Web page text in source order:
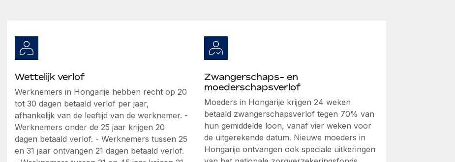
Wettelijk verlof
Werknemers in Hongarije hebben recht op 20
tot 30 dagen betaald verlof per jaar,
afhankelijk van de leeftijd van de werknemer. -
Werknemers onder de 25 jaar krijgen 20
dagen betaald verlof. - Werknemers tussen 25
en 31 jaar ontvangen 21 dagen betaald verlof.
Zwangerschaps- en
moederschapsverlof
Moeders in Hongarije krijgen 24 weken
betaald zwangerschapsverlof tegen 70% van
hun gemiddelde loon, vanaf vier weken voor
de uitgerekende datum. Nieuwe moeders in
Hongarije ontvangen ook speciale uitkeringen